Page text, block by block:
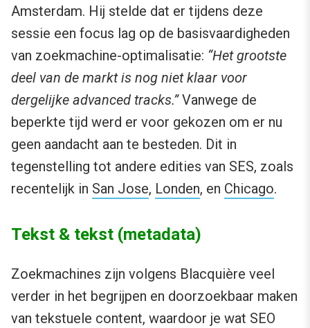
Amsterdam. Hij stelde dat er tijdens deze
sessie een focus lag op de basisvaardigheden
van zoekmachine-optimalisatie: “Het grootste
deel van de markt is nog niet klaar voor
dergelijke advanced tracks.”Vanwege de
beperkte tijd werd er voor gekozen om er nu
geen aandacht aan te besteden. Dit in
tegenstelling tot andere edities van SES, zoals
recentelijk in San Jose, Londen, en Chicago.
Tekst & tekst (metadata)
Zoekmachines zijn volgens Blacquière veel
verder in het begrijpen en doorzoekbaar maken
van tekstuele content, waardoor je wat SEO